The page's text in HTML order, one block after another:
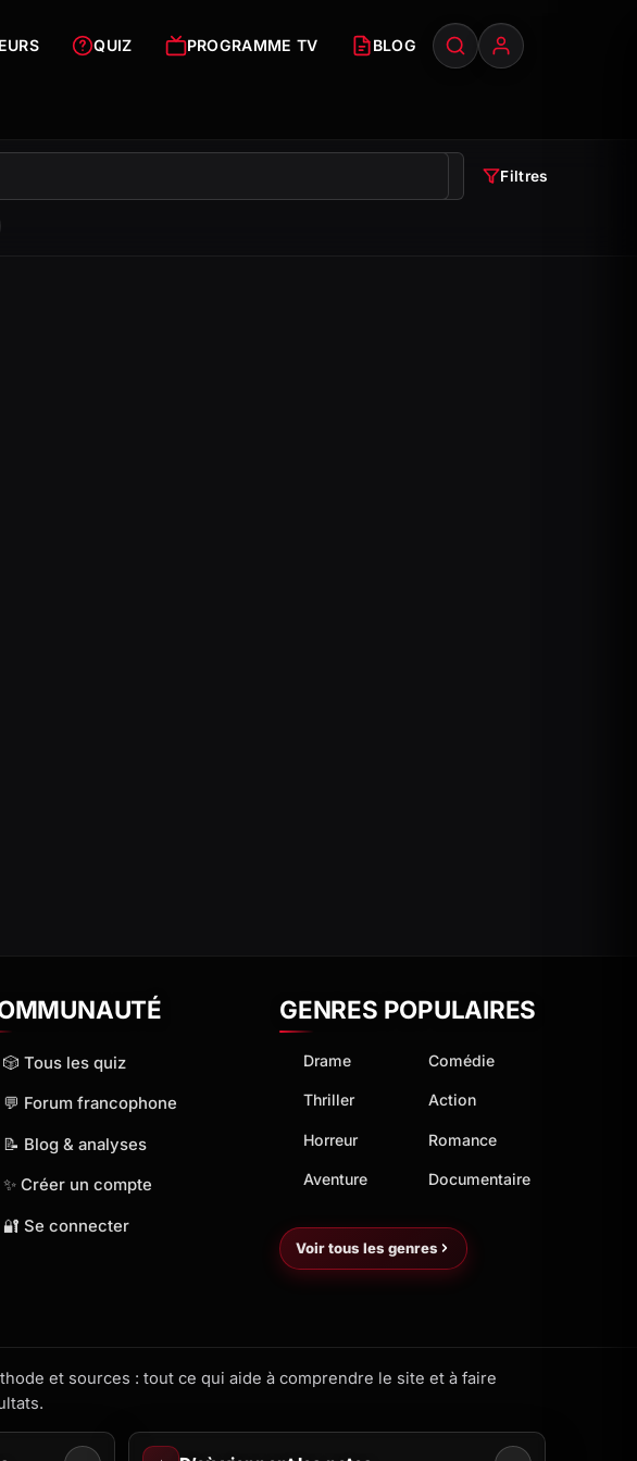
QUIZ PROGRAMME TV BLOG
Filtres
🎲 Tous les quiz
💬 Forum francophone
📝 Blog & analyses
✨ Créer un compte
🔐 Se connecter
GENRES POPULAIRES
Drame Comédie
Thriller Action
Horreur Romance
Aventure Documentaire
Voir tous les genres
et sources : tout ce qui aide à comprendre le site et à faire